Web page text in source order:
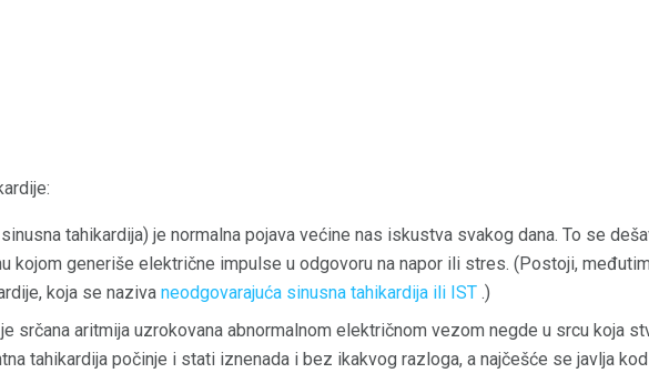
tahikardija) je normalna pojava većine nas iskustva svakog dana. To se
kojom generiše električne impulse u odgovoru na napor ili stres. (Postoji,
koja se naziva neodgovarajuća sinusna tahikardija ili IST .)
je srčana aritmija uzrokovana abnormalnom električnom vezom negde u srcu koja
tahikardija počinje i stati iznenada i bez ikakvog razloga, a najčešće se javlja